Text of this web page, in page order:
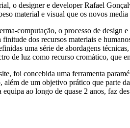
o designer e developer Rafael
material e visual que os novos
computação, o processo de
dos recursos materiais e
uma série de abordagens
de luz como recurso cromático, que
foi concebida uma ferramenta
além de um objetivo prático que parte
equipa ao longo de quase 2 anos, faz